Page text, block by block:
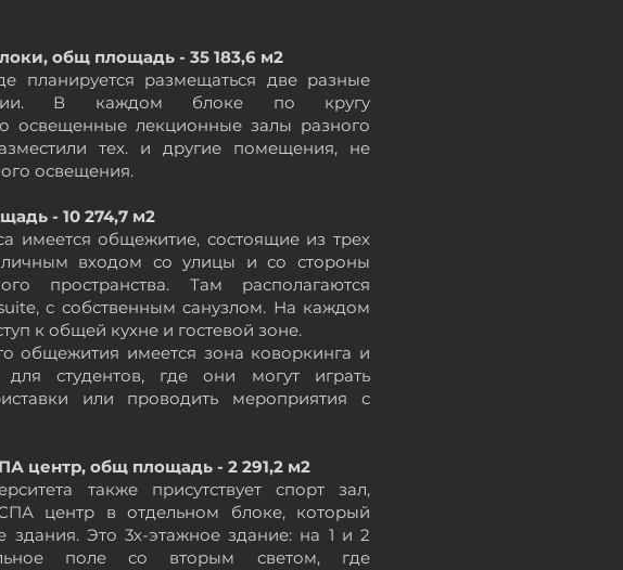
общ площадь - 35 183,6 м2
планируется размещаться две разные
В каждом блоке по кругу
освещенные лекционные залы разного
тех. и другие помещения, не
освещения.
- 10 274,7 м2
имеется общежитие, состоящие из трех
личным входом со улицы и со стороны
пространства. Там располагаются
с собственным санузлом. На каждом
к общей кухне и гостевой зоне.
общежития имеется зона коворкинга и
для студентов, где они могут играть
или проводить мероприятия с
центр, общ площадь - 2 291,2 м2
также присутствует спорт зал,
центр в отдельном блоке, который
здания. Это 3х-этажное здание: на 1 и 2
поле со вторым светом, где